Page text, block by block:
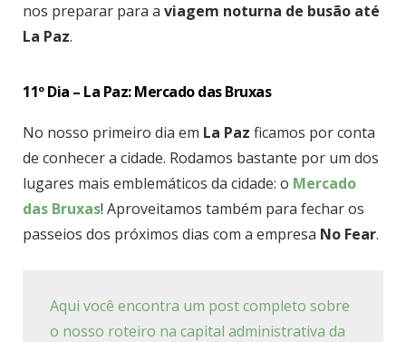
nos preparar para a viagem noturna de busão até
La Paz.
11º Dia – La Paz: Mercado das Bruxas
No nosso primeiro dia em La Paz ficamos por conta
de conhecer a cidade. Rodamos bastante por um dos
lugares mais emblemáticos da cidade: o Mercado
das Bruxas! Aproveitamos também para fechar os
passeios dos próximos dias com a empresa No Fear.
Aqui você encontra um post completo sobre
o nosso roteiro na capital administrativa da